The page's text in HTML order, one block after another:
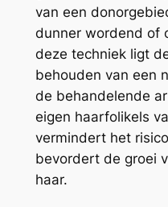
van een
dunner wordend of
deze techniek ligt
behouden van een
de behandelende
eigen haarfolikels
vermindert het
bevordert de groei
haar.